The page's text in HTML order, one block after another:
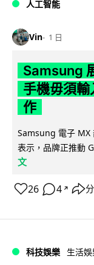
人工智能
Vin 1 日
Samsung
手機毋須輸
作
Samsung 電子 MX
表示，品牌正推動
文
26 4 ↗
科技娛樂 生活